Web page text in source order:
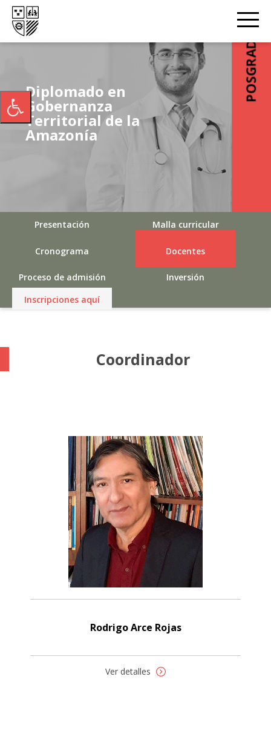
Diplomado en
Gobernanza
Territorial de la
Amazonía
Presentación Malla curricular
Cronograma Docentes
Proceso de admisión
Inversión
Inscripciones aquí
Coordinador
Rodrigo Arce Rojas
Ver detalles